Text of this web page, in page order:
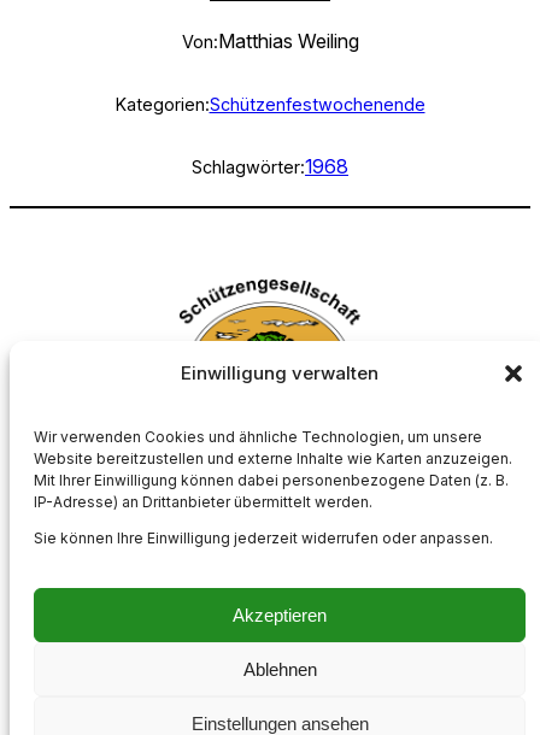
Einwilligung verwalten
Wir verwenden Cookies und ähnliche Technologien, um unsere
Website bereitzustellen und externe Inhalte wie Karten anzuzeigen.
Mit Ihrer Einwilligung können dabei personenbezogene Daten (z. B.
IP-Adresse) an Drittanbieter übermittelt werden.
Sie können Ihre Einwilligung jederzeit widerrufen oder anpassen.
Akzeptieren
Ablehnen
Einstellungen ansehen
Von:Matthias Weiling
Kategorien:Schützenfestwochenende
Schlagwörter:1968
Schützengesellschaft Börnste e.V.
Datenschutzerklärung